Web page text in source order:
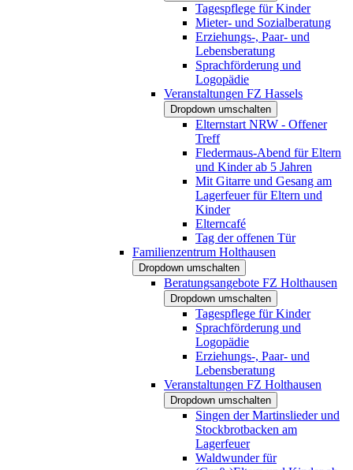
Tagespflege für Kinder
Mieter- und Sozialberatung
Erziehungs-, Paar- und
Lebensberatung
Sprachförderung und
Logopädie
Veranstaltungen FZ Hassels
Dropdown umschalten
Elternstart NRW - Offener
Treff
Fledermaus-Abend für Eltern
und Kinder ab 5 Jahren
Mit Gitarre und Gesang am
Lagerfeuer für Eltern und
Kinder
Elterncafé
Tag der offenen Tür
Familienzentrum Holthausen
Dropdown umschalten
Beratungsangebote FZ Holthausen
Dropdown umschalten
Tagespflege für Kinder
Sprachförderung und
Logopädie
Erziehungs-, Paar- und
Lebensberatung
Veranstaltungen FZ Holthausen
Dropdown umschalten
Singen der Martinslieder und
Stockbrotbacken am
Lagerfeuer
Waldwunder für